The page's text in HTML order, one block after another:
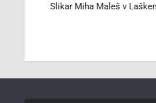
Slikar Miha Maleš v